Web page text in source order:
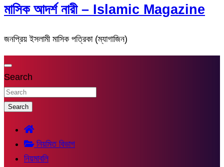
মাসিক আদর্শ নারী – Islamic Magazine
জনপ্রিয় ইসলামী মাসিক পত্রিকা (ম্যাগাজিন)
Search
Search
নিয়মিত বিভাগ
নিয়মাবলি